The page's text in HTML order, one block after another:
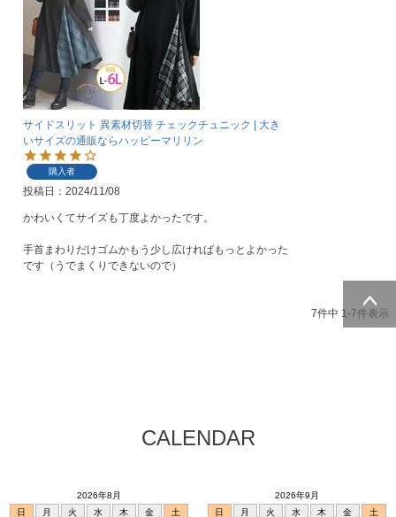
サイドスリット 異素材切替 チェックチュニック | 大き
いサイズの通販ならハッピーマリリン
購入者
投稿日 2024/11/08
かわいくてサイズも丁度よかったです。
手首まわりだけゴムかもう少し広ければもっとよかった
です（うでまくりできないので）
7件中 1-7件表示
CALENDAR
2026年8月
日
月 火 水 木 金
土
2026年9月
日
月 火 水 木 金
土